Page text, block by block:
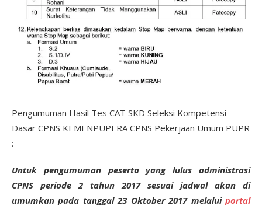
Pengumuman Hasil Tes CAT SKD Seleksi Kompetensi
Dasar CPNS KEMENPUPERA CPNS Pekerjaan Umum PUPR
:
Untuk pengumuman peserta yang lulus administrasi
CPNS periode 2 tahun 2017 sesuai jadwal akan di
umumkan pada tanggal 23 Oktober 2017 melalui portal